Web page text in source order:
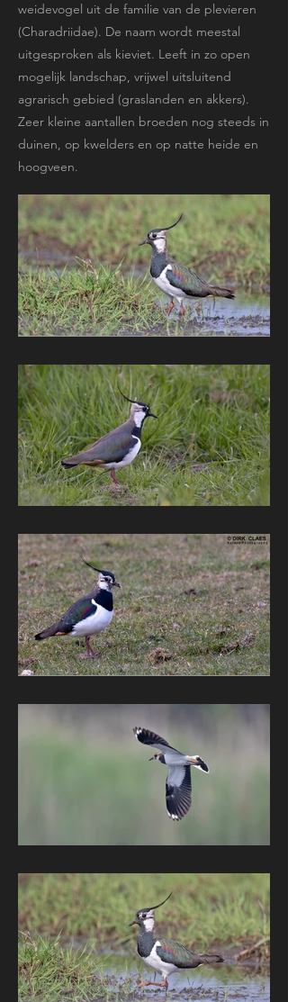
weidevogel uit de familie van de plevieren
(Charadriidae). De naam wordt meestal
uitgesproken als kieviet. Leeft in zo open
mogelijk landschap, vrijwel uitsluitend
agrarisch gebied (graslanden en akkers).
Zeer kleine aantallen broeden nog steeds in
duinen, op kwelders en op natte heide en
hoogveen.